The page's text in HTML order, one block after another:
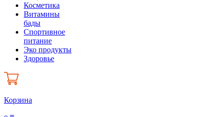
Косметика
Витамины
бады
Спортивное
питание
Эко продукты
Здоровье
Корзина